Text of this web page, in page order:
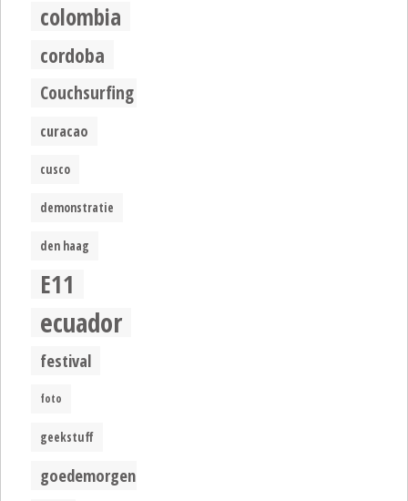
colombia
cordoba
Couchsurfing
curacao
cusco
demonstratie
den haag
E11
ecuador
festival
foto
geekstuff
goedemorgen